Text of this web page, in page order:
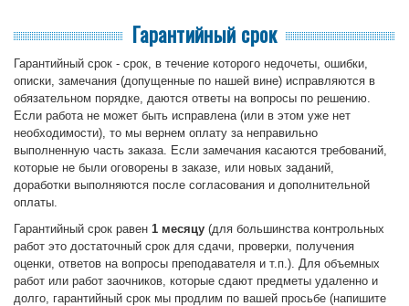
Гарантийный срок
Гарантийный срок - срок, в течение которого недочеты, ошибки,
описки, замечания (допущенные по нашей вине) исправляются в
обязательном порядке, даются ответы на вопросы по решению.
Если работа не может быть исправлена (или в этом уже нет
необходимости), то мы вернем оплату за неправильно
выполненную часть заказа. Если замечания касаются требований,
которые не были оговорены в заказе, или новых заданий,
доработки выполняются после согласования и дополнительной
оплаты.
Гарантийный срок равен 1 месяцу (для большинства контрольных
работ это достаточный срок для сдачи, проверки, получения
оценки, ответов на вопросы преподавателя и т.п.). Для объемных
работ или работ заочников, которые сдают предметы удаленно и
долго, гарантийный срок мы продлим по вашей просьбе (напишите